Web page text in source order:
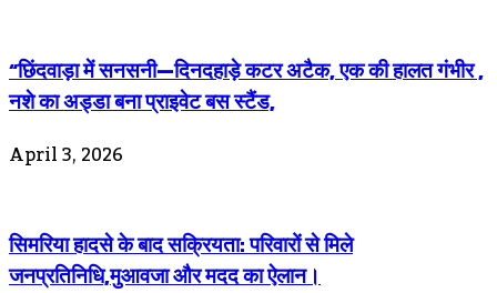
“छिंदवाड़ा में सनसनी—दिनदहाड़े कटर अटैक, एक की हालत गंभीर ,
नशे का अड्डा बना प्राइवेट बस स्टैंड,
April 3, 2026
सिमरिया हादसे के बाद सक्रियता: परिवारों से मिले
जनप्रतिनिधि,मुआवजा और मदद का ऐलान।